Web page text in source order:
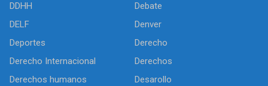
DDHH
Debate
DELF
Denver
Deportes
Derecho
Derecho Internacional
Derechos
Derechos humanos
Desarollo